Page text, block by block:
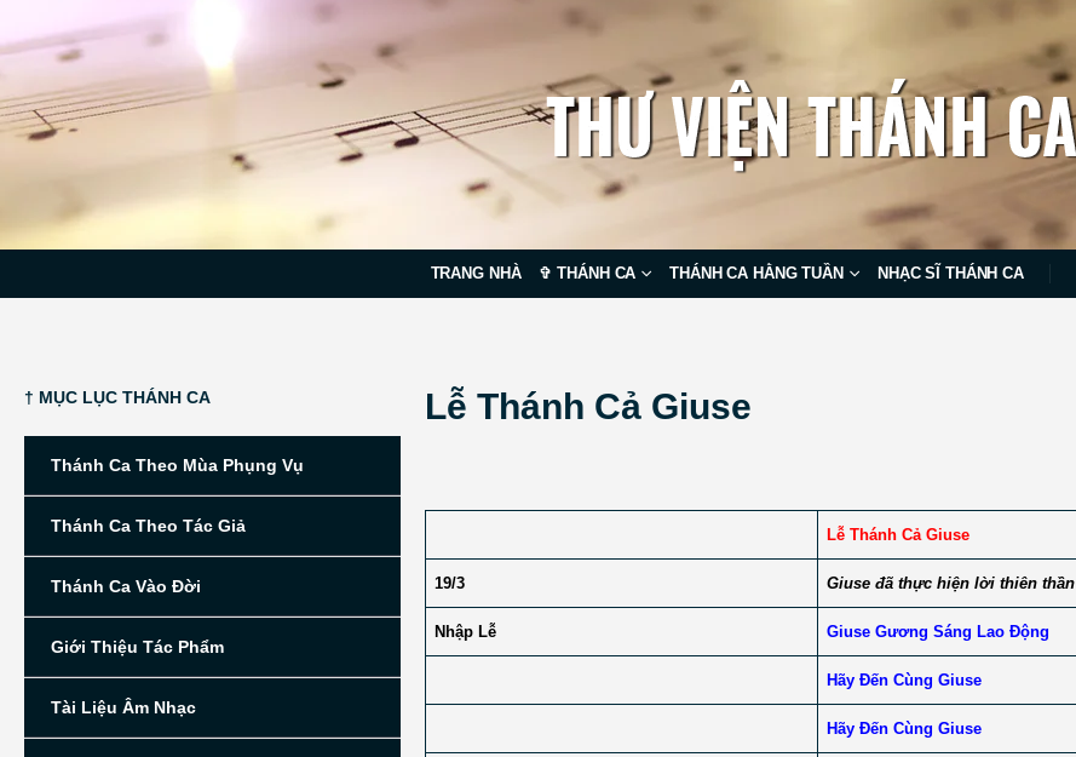
TRANG NHÀ ✞ THÁNH CA THÁNH CA HẰNG TUẦN NHẠC SĨ THÁNH CA
Lễ Thánh Cả Giuse
Lễ Thánh Cả Giuse
19/3 Giuse đã thực hiện lời thiên thần
Nhập Lễ Giuse Gương Sáng Lao Động
Hãy Đến Cùng Giuse
Hãy Đến Cùng Giuse
† MỤC LỤC THÁNH CA
Thánh Ca Theo Mùa Phụng Vụ
Thánh Ca Theo Tác Giả
Thánh Ca Vào Đời
Giới Thiệu Tác Phẩm
Tài Liệu Âm Nhạc